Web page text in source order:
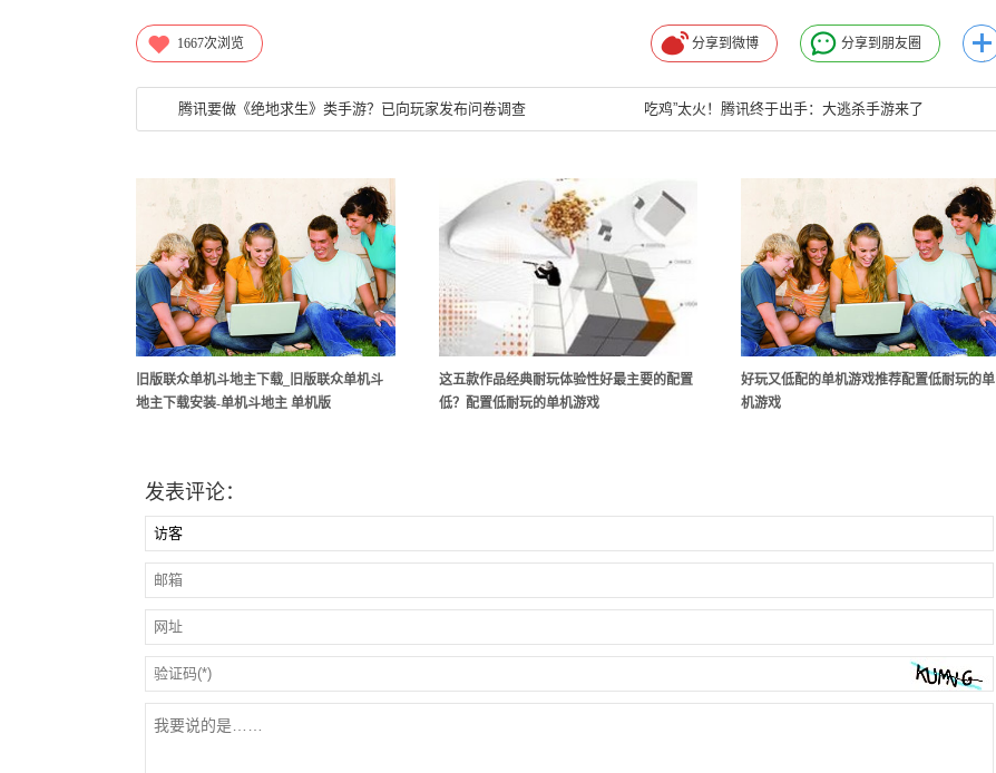
1667次浏览 分享到微博 分享到朋友圈
腾讯要做《绝地求生》类手游？已向玩家发布问卷调查 吃鸡”太火！腾讯终于出手：大逃杀手游来了
旧版联众单机斗地主下载_旧版联众单机斗
地主下载安装-单机斗地主 单机版
这五款作品经典耐玩体验性好最主要的配置
低？配置低耐玩的单机游戏
好玩又低配的单机游戏推荐配置低耐玩的单
机游戏
发表评论：